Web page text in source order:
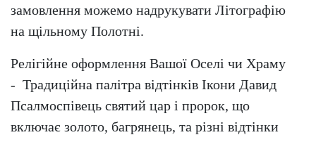
замовлення можемо надрукувати Літографію
на щільному Полотні.
Релігійне оформлення Вашої Оселі чи Храму
- Традиційна палітра відтінків Ікони Давид
Псалмоспівець святий цар і пророк, що
включає золото, багрянець, та різні відтінки